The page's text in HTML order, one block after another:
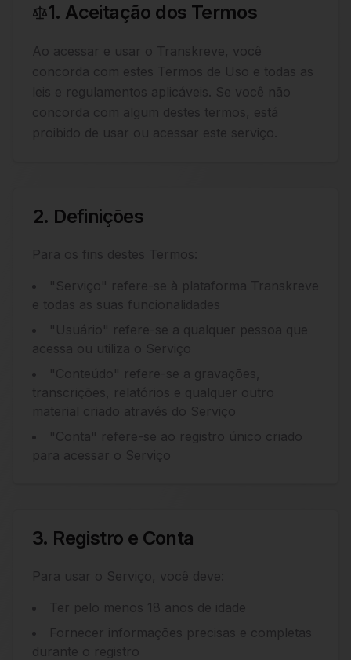
1. Aceitação dos Termos
Ao acessar e usar o Transkreve, você
concorda com estes Termos de Uso e todas as
leis e regulamentos aplicáveis. Se você não
concorda com algum destes termos, está
proibido de usar ou acessar este serviço.
2. Definições
Para os fins destes Termos:
"Serviço" refere-se à plataforma Transkreve
e todas as suas funcionalidades
"Usuário" refere-se a qualquer pessoa que
acessa ou utiliza o Serviço
"Conteúdo" refere-se a gravações,
transcrições, relatórios e qualquer outro
material criado através do Serviço
"Conta" refere-se ao registro único criado
para acessar o Serviço
3. Registro e Conta
Para usar o Serviço, você deve:
Ter pelo menos 18 anos de idade
Fornecer informações precisas e completas
durante o registro